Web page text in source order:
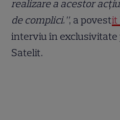
realizare a acestor
de complici.”, a povestit
interviu în
Satelit.